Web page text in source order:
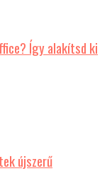
Így alakítsd ki
újszerű